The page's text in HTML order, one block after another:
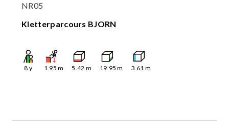
NR05
Kletterparcours BJORN
8 y 1.95 m 5.42 m 19.95 m 3.61 m